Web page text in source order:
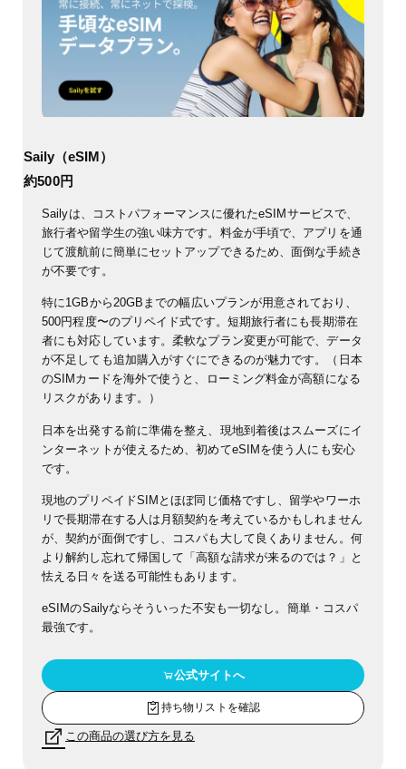
Saily（eSIM）
約500円
Sailyは、コストパフォーマンスに優れたeSIMサービスで、
旅行者や留学生の強い味方です。料金が手頃で、アプリを通
じて渡航前に簡単にセットアップできるため、面倒な手続き
が不要です。
特に1GBから20GBまでの幅広いプランが用意されており、
500円程度〜のプリペイド式です。短期旅行者にも長期滞在
者にも対応しています。柔軟なプラン変更が可能で、データ
が不足しても追加購入がすぐにできるのが魅力です。（日本
のSIMカードを海外で使うと、ローミング料金が高額になる
リスクがあります。）
日本を出発する前に準備を整え、現地到着後はスムーズにイ
ンターネットが使えるため、初めてeSIMを使う人にも安心
です。
現地のプリペイドSIMとほぼ同じ価格ですし、留学やワーホ
リで長期滞在する人は月額契約を考えているかもしれません
が、契約が面倒ですし、コスパも大して良くありません。何
より解約し忘れて帰国して「高額な請求が来るのでは？」と
怯える日々を送る可能性もあります。
eSIMのSailyならそういった不安も一切なし。簡単・コスパ
最強です。
公式サイトへ
持ち物リストを確認
この商品の選び方を見る